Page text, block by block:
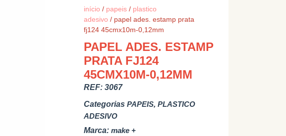
início / papeis/ plastico
adesivo / papel ades. estamp prata
fj124 45cmx10m-0,12mm
PAPEL ADES. ESTAMP
PRATA FJ124
45CMX10M-0,12MM
REF: 3067
Categorias PAPEIS, PLASTICO
ADESIVO
Marca: make +